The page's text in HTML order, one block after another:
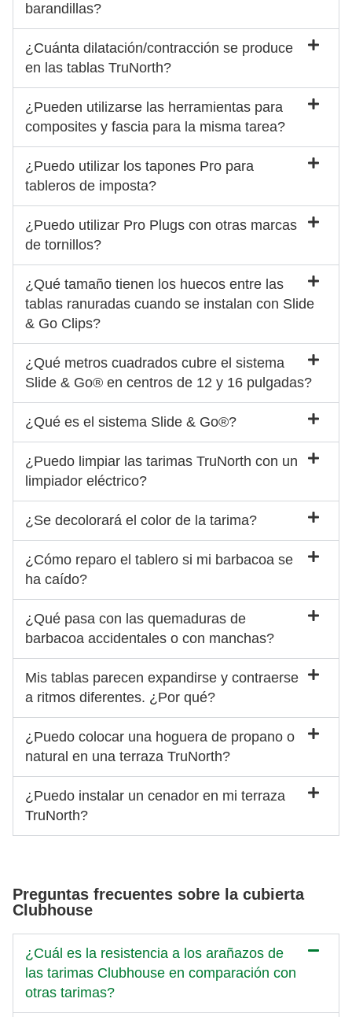
barandillas?
¿Cuánta dilatación/contracción se produce
en las tablas TruNorth?
¿Pueden utilizarse las herramientas para
composites y fascia para la misma tarea?
¿Puedo utilizar los tapones Pro para
tableros de imposta?
¿Puedo utilizar Pro Plugs con otras marcas
de tornillos?
¿Qué tamaño tienen los huecos entre las
tablas ranuradas cuando se instalan con Slide
& Go Clips?
¿Qué metros cuadrados cubre el sistema
Slide & Go® en centros de 12 y 16 pulgadas?
¿Qué es el sistema Slide & Go®?
¿Puedo limpiar las tarimas TruNorth con un
limpiador eléctrico?
¿Se decolorará el color de la tarima?
¿Cómo reparo el tablero si mi barbacoa se
ha caído?
¿Qué pasa con las quemaduras de
barbacoa accidentales o con manchas?
Mis tablas parecen expandirse y contraerse
a ritmos diferentes. ¿Por qué?
¿Puedo colocar una hoguera de propano o
natural en una terraza TruNorth?
¿Puedo instalar un cenador en mi terraza
TruNorth?
Preguntas frecuentes sobre la cubierta
Clubhouse
¿Cuál es la resistencia a los arañazos de
las tarimas Clubhouse en comparación con
otras tarimas?